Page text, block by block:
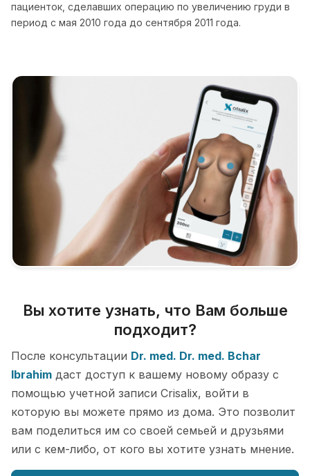
пациенток, сделавших операцию по увеличению груди в
период с мая 2010 года до сентября 2011 года.
Вы хотите узнать, что Вам больше
подходит?
После консультации Dr. med. Dr. med. Bchar
Ibrahim даст доступ к вашему новому образу с
помощью учетной записи Crisalix, войти в
которую вы можете прямо из дома. Это позволит
вам поделиться им со своей семьей и друзьями
или с кем-либо, от кого вы хотите узнать мнение.